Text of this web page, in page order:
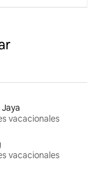
vacacionales
vacacionales